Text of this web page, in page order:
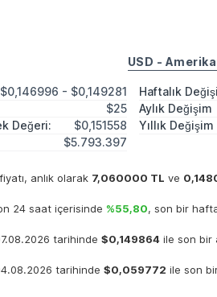
USD -
$0,146996 - $0,149281
$25
Değeri:
$0,151558
$5.793.397
Haftalık
Aylık Değişim
Yıllık Değişim
fiyatı, anlık olarak 7,060000 TL ve
24 saat içerisinde %55,80, son bir
tarihinde $0,149864 ile son bir
tarihinde $0,059772 ile son